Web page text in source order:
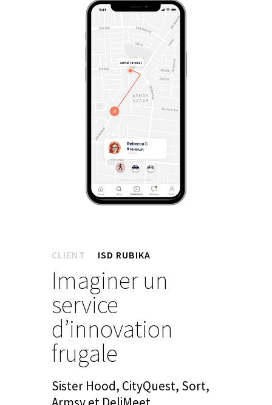
CLIENT ISD RUBIKA
Imaginer un
service
d’innovation
frugale
Sister Hood, CityQuest, Sort,